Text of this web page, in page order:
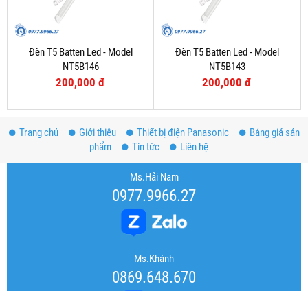
Đèn T5 Batten Led - Model
NT5B146
200,000 đ
Đèn T5 Batten Led - Model
NT5B143
200,000 đ
Trang chủ Giới thiệu Thiết bị điện Panasonic
Bảng giá sản
phẩm
Tin tức Liên hệ
Ms.Hải Nam
0977.9966.27
Ms.Khánh
0869.648.670